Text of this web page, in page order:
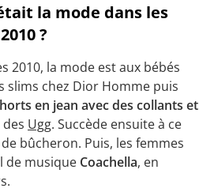
la mode dans les
?
2010, la mode est aux bébés
slims chez Dior Homme puis
en jean avec des collants et
Ugg. Succède ensuite à ce
bûcheron. Puis, les femmes
de musique Coachella, en